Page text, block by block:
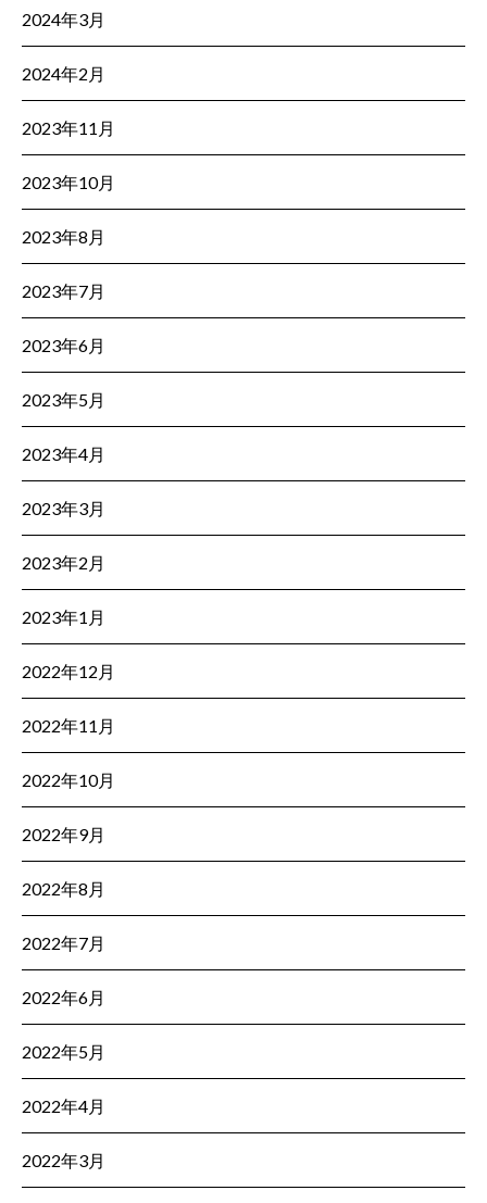
2024年3月
2024年2月
2023年11月
2023年10月
2023年8月
2023年7月
2023年6月
2023年5月
2023年4月
2023年3月
2023年2月
2023年1月
2022年12月
2022年11月
2022年10月
2022年9月
2022年8月
2022年7月
2022年6月
2022年5月
2022年4月
2022年3月